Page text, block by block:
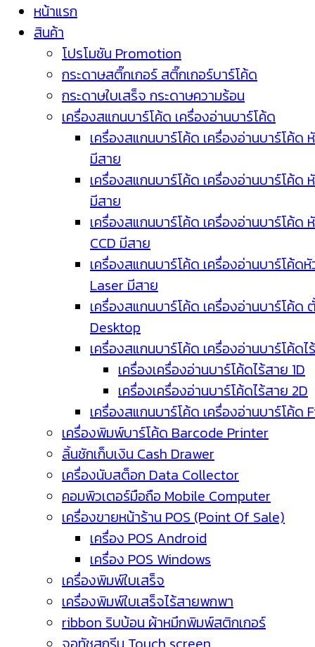
หน้าแรก
สินค้า
โปรโมชัน Promotion
กระดาษสติ๊กเกอร์ สติ๊กเกอร์บาร์โค้ด
กระดาษใบเสร็จ กระดาษความร้อน
เครื่องสแกนบาร์โค้ด เครื่องอ่านบาร์โค้ด
เครื่องสแกนบาร์โค้ด เครื่องอ่านบาร์โค้ด
มีสาย
เครื่องสแกนบาร์โค้ด เครื่องอ่านบาร์โค้ด
มีสาย
เครื่องสแกนบาร์โค้ด เครื่องอ่านบาร์โค้ด
CCD มีสาย
เครื่องสแกนบาร์โค้ด เครื่องอ่านบาร์โค้ด
Laser มีสาย
เครื่องสแกนบาร์โค้ด เครื่องอ่านบาร์โค้ด
Desktop
เครื่องสแกนบาร์โค้ด เครื่องอ่านบาร์โค้ดไ
เครื่องเครื่องอ่านบาร์โค้ดไร้สาย 1D
เครื่องเครื่องอ่านบาร์โค้ดไร้สาย 2D
เครื่องสแกนบาร์โค้ด เครื่องอ่านบาร์โค้ด
เครื่องพิมพ์บาร์โค้ด Barcode Printer
ลิ้นชักเก็บเงิน Cash Drawer
เครื่องนับสต็อก Data Collector
คอมพิวเตอร์มือถือ Mobile Computer
เครื่องขายหน้าร้าน POS (Point Of Sale)
เครื่อง POS Android
เครื่อง POS Windows
เครื่องพิมพ์ใบเสร็จ
เครื่องพิมพ์ใบเสร็จไร้สายพกพา
ribbon ริบบ้อน ผ้าหมึกพิมพ์สติกเกอร์